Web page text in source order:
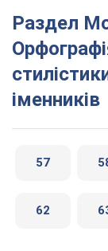
Раздел Морфологія.
іменників
57
62